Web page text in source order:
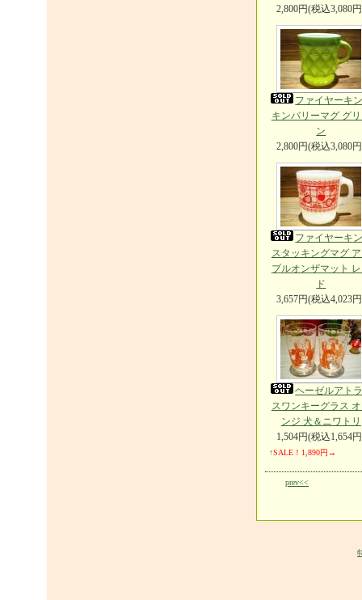
2,800円(税込3,080
ファイヤーキ
キンバリーマグ グ
ン
2,800円(税込3,080
ファイヤーキ
スタッキングマグ
プルオンザマット
ド
3,657円(税込4,023
ヘーゼルアト
スワンキーグラス
ンジ 犬＆ニワトリ
1,504円(税込1,654
↑SALE！1,890円→
prev<<